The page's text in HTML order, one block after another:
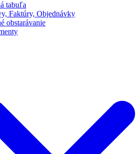
tabuľa
Faktúry, Objednávky
obstarávanie